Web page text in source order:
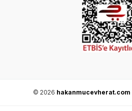
© 2026 hakanmucevherat.com